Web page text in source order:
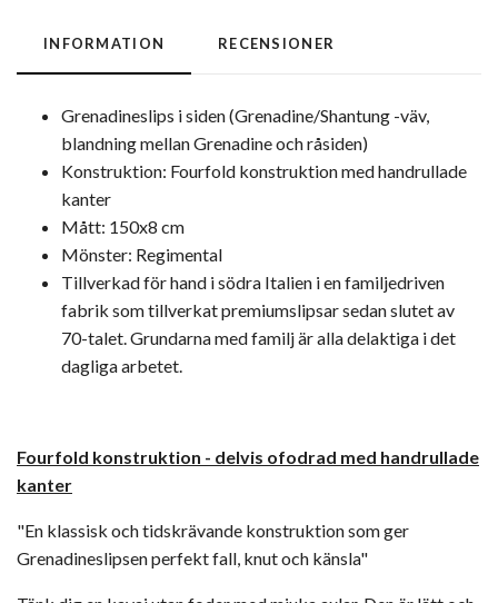
INFORMATION RECENSIONER
Grenadineslips i siden (Grenadine/Shantung -väv,
blandning mellan Grenadine och råsiden)
Konstruktion: Fourfold konstruktion med handrullade
kanter
Mått: 150x8 cm
Mönster: Regimental
Tillverkad för hand i södra Italien i en familjedriven
fabrik som tillverkat premiumslipsar sedan slutet av
70-talet. Grundarna med familj är alla delaktiga i det
dagliga arbetet.
Fourfold konstruktion - delvis ofodrad med handrullade
kanter
"En klassisk och tidskrävande konstruktion som ger
Grenadineslipsen perfekt fall, knut och känsla"